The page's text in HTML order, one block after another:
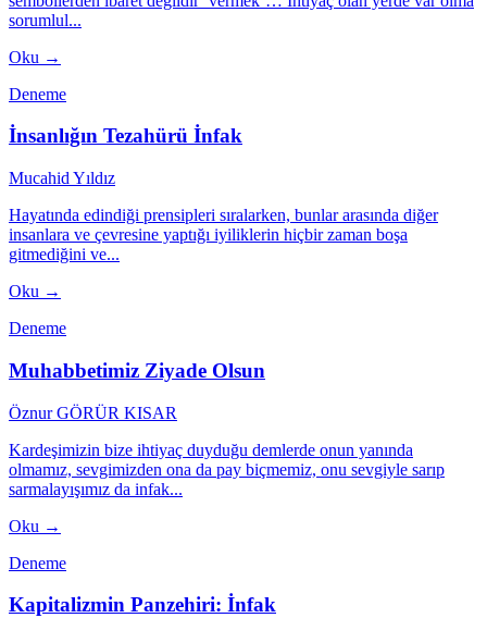
sorumlul...
Oku →
Deneme
İnsanlığın Tezahürü İnfak
Mucahid Yıldız
Hayatında edindiği prensipleri sıralarken, bunlar arasında diğer
insanlara ve çevresine yaptığı iyiliklerin hiçbir zaman boşa
gitmediğini ve...
Oku →
Deneme
Muhabbetimiz Ziyade Olsun
Öznur GÖRÜR KISAR
Kardeşimizin bize ihtiyaç duyduğu demlerde onun yanında
olmamız, sevgimizden ona da pay biçmemiz, onu sevgiyle sarıp
sarmalayışımız da infak...
Oku →
Deneme
Kapitalizmin Panzehiri: İnfak